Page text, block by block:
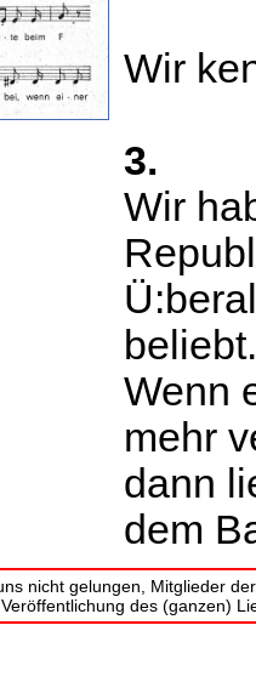
Wir
3.
Wir
beliebt.
Wenn
mehr
dann
dem
nicht gelungen, Mitglieder
des (ganzen)